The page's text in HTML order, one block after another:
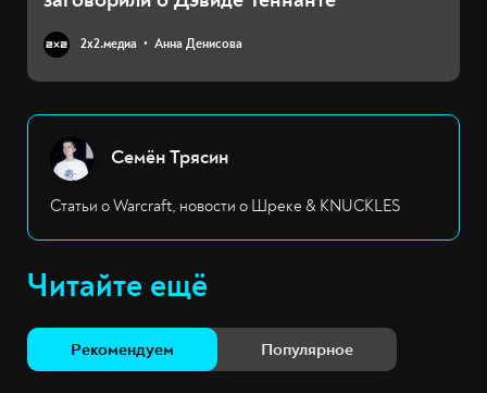
2х2.медиа Анна Денисова
Семён Трясин
Статьи о Warcraft, новости о Шреке & KNUCKLES
Читайте ещё
Рекомендуем Популярное